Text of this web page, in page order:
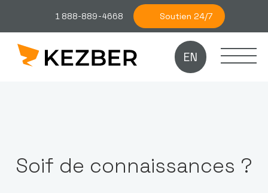
1 888-889-4668 Soutien 24/7
EN
Soif de connaissances ?